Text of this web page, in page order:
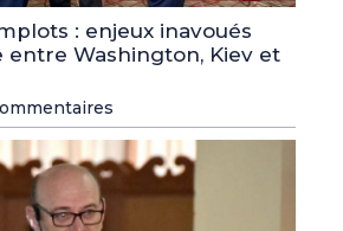
: enjeux inavoués
entre Washington, Kiev et